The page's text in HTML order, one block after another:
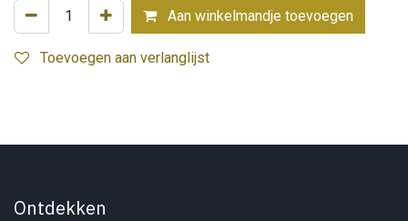
Aan winkelmandje toevoegen
Toevoegen aan verlanglijst
Ontdekken